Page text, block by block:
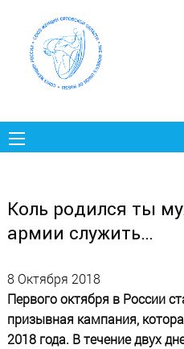
Коль родился ты
армии служить…
8 Октября 2018
Первого октября в России
призывная кампания,
2018 года. В течение двух